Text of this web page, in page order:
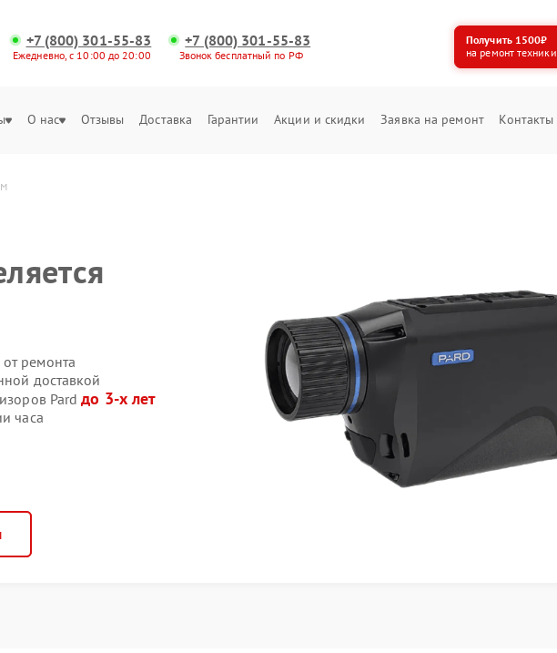
+7 (800) 301-55-83
Ежедневно, с 10:00 до 20:00
+7 (800) 301-55-83
Звонок бесплатный по РФ
Получить 1500₽
на ремонт техники
О нас Отзывы Доставка Гарантии Акции и скидки Заявка на ремонт Контакты
ремонта
доставкой
Pardдо 3-х лет
часа